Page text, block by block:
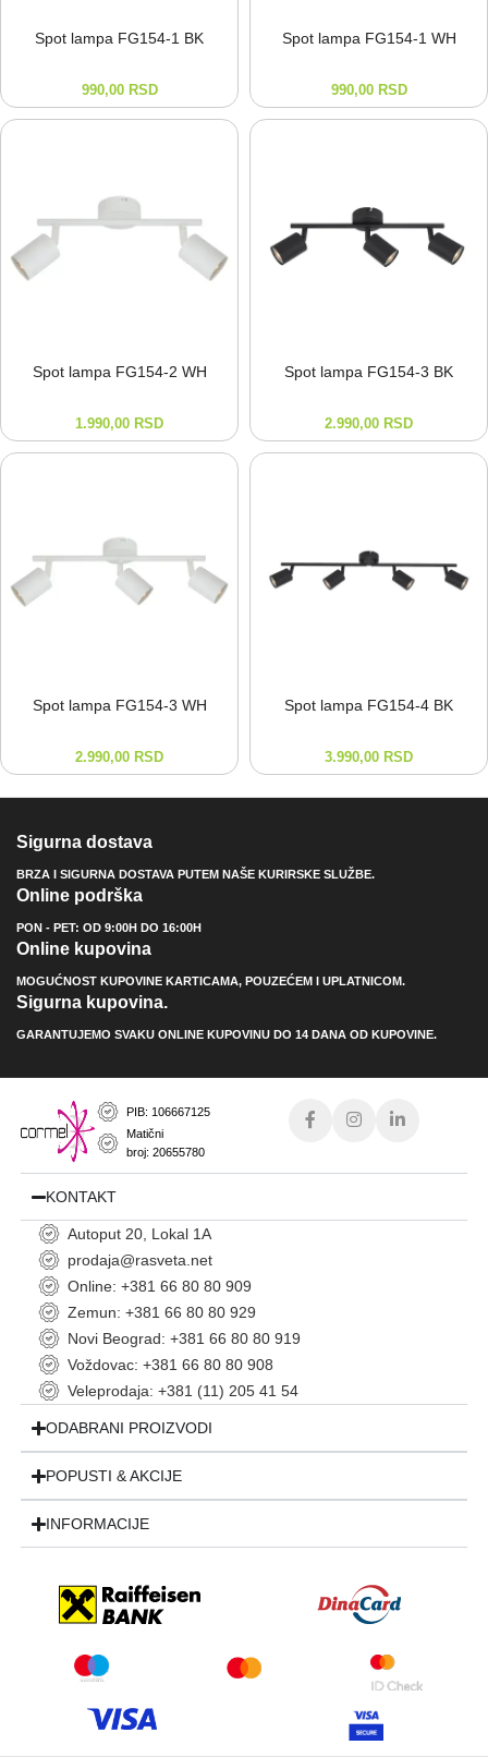
Spot lampa FG154-⁠1 BK
990,00 RSD
Spot lampa FG154-⁠1 WH
990,00 RSD
Spot lampa FG154-⁠2 WH
1.990,00 RSD
Spot lampa FG154-⁠3 BK
2.990,00 RSD
Spot lampa FG154-⁠3 WH
2.990,00 RSD
Spot lampa FG154-⁠4 BK
3.990,00 RSD
Sigurna dostava
BRZA I SIGURNA DOSTAVA PUTEM NAŠE KURIRSKE SLUŽBE.
Online podrška
PON - PET: OD 9:00H DO 16:00H
Online kupovina
MOGUĆNOST KUPOVINE KARTICAMA, POUZEĆEM I UPLATNICOM.
Sigurna kupovina.
GARANTUJEMO SVAKU ONLINE KUPOVINU DO 14 DANA OD KUPOVINE.
PIB: 106667125
Matični
broj: 20655780
KONTAKT
Autoput 20, Lokal 1A
prodaja@rasveta.net
Online: +381 66 80 80 909
Zemun: +381 66 80 80 929
Novi Beograd: +381 66 80 80 919
Voždovac: +381 66 80 80 908
Veleprodaja: +381 (11) 205 41 54
ODABRANI PROIZVODI
POPUSTI & AKCIJE
INFORMACIJE